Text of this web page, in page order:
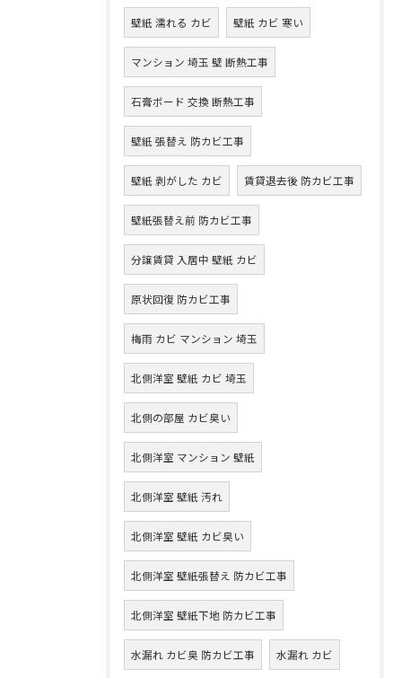
壁紙 濡れる カビ 壁紙 カビ 寒い
マンション 埼玉 壁 断熱工事
石膏ボード 交換 断熱工事
壁紙 張替え 防カビ工事
壁紙 剥がした カビ 賃貸退去後 防カビ工事
壁紙張替え前 防カビ工事
分譲賃貸 入居中 壁紙 カビ
原状回復 防カビ工事
梅雨 カビ マンション 埼玉
北側洋室 壁紙 カビ 埼玉
北側の部屋 カビ臭い
北側洋室 マンション 壁紙
北側洋室 壁紙 汚れ
北側洋室 壁紙 カビ臭い
北側洋室 壁紙張替え 防カビ工事
北側洋室 壁紙下地 防カビ工事
水漏れ カビ臭 防カビ工事 水漏れ カビ